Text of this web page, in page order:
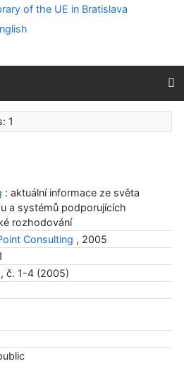
1
: aktuální informace ze světa
a systémů podporujících
rozhodování
Consulting , 2005
č. 1-4 (2005)